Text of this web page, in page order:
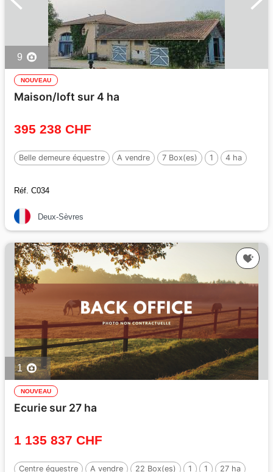
9
NOUVEAU
Maison/loft sur 4 ha
395 238 CHF
Belle demeure équestre A vendre 7 Box(es) 1 4 ha
Réf. C034
Deux-Sèvres
1
NOUVEAU
Ecurie sur 27 ha
1 135 837 CHF
Centre équestre A vendre 22 Box(es) 1 1 27 ha